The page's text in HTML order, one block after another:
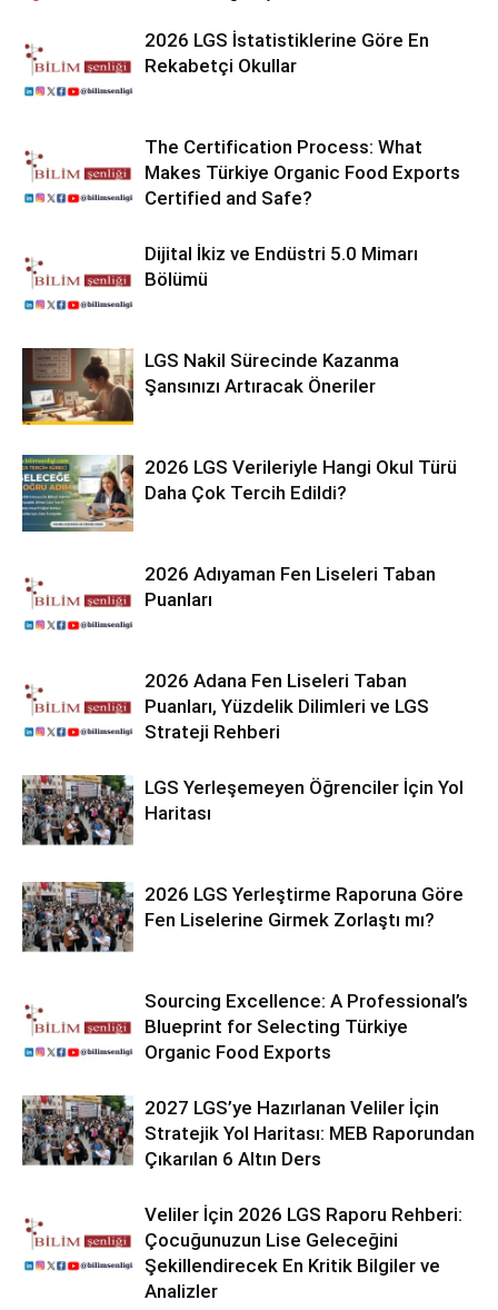
2026 LGS İstatistiklerine Göre En
Rekabetçi Okullar
The Certification Process: What
Makes Türkiye Organic Food Exports
Certified and Safe?
Dijital İkiz ve Endüstri 5.0 Mimarı
Bölümü
LGS Nakil Sürecinde Kazanma
Şansınızı Artıracak Öneriler
2026 LGS Verileriyle Hangi Okul Türü
Daha Çok Tercih Edildi?
2026 Adıyaman Fen Liseleri Taban
Puanları
2026 Adana Fen Liseleri Taban
Puanları, Yüzdelik Dilimleri ve LGS
Strateji Rehberi
LGS Yerleşemeyen Öğrenciler İçin Yol
Haritası
2026 LGS Yerleştirme Raporuna Göre
Fen Liselerine Girmek Zorlaştı mı?
Sourcing Excellence: A Professional’s
Blueprint for Selecting Türkiye
Organic Food Exports
2027 LGS’ye Hazırlanan Veliler İçin
Stratejik Yol Haritası: MEB Raporundan
Çıkarılan 6 Altın Ders
Veliler İçin 2026 LGS Raporu Rehberi:
Çocuğunuzun Lise Geleceğini
Şekillendirecek En Kritik Bilgiler ve
Analizler